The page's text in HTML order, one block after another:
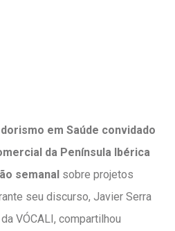
em Saúde convidado
da Península Ibérica
semanal sobre projetos
seu discurso, Javier Serra
VÓCALI, compartilhou